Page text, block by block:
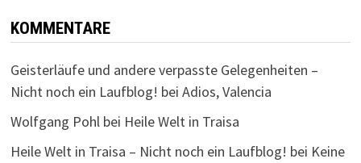
KOMMENTARE
Geisterläufe und andere verpasste Gelegenheiten –
Nicht noch ein Laufblog! bei Adios, Valencia
Wolfgang Pohlbei Heile Welt in Traisa
Heile Welt in Traisa – Nicht noch ein Laufblog! bei Keine